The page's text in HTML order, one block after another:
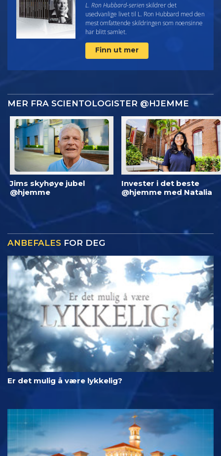
L. Ron Hubbard-serien skildrer det
usedvanlige livet til L. Ron Hubbard med den
mest omfattende skildringen som noensinne
har blitt samlet.
Finn ut mer
MER FRA SCIENTOLOGISTER @HJEMME
Jims skyhøye jubel
@hjemme
Invester i det beste
@hjemme med Natalia
ANBEFALES FOR DEG
Er det mulig å være lykkelig?